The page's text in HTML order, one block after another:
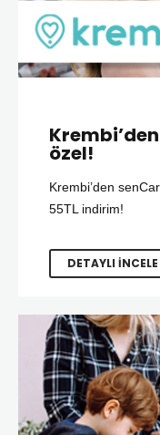
özel!
Krembi’den
55TL indirim!
DETAYLI İNCELE